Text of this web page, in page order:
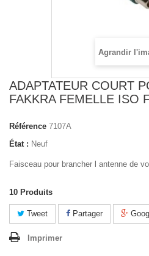
Agrandir
ADAPTATEUR COURT
FAKKRA FEMELLE ISO
Référence 7107A
État : Neuf
Faisceau pour brancher l antenne de
10 Produits
Tweet Partager
Imprimer